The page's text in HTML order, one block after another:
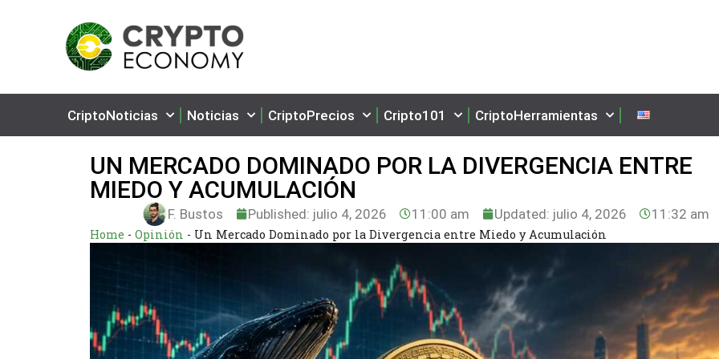
CriptoNoticias Noticias CriptoPrecios Cripto101 CriptoHerramientas
UN MERCADO DOMINADO POR LA DIVERGENCIA ENTRE
MIEDO Y ACUMULACIÓN
F. Bustos Published: julio 4, 2026 11:00 am Updated: julio 4, 2026 11:32 am
Home - Opinión - Un Mercado Dominado por la Divergencia entre Miedo y Acumulación